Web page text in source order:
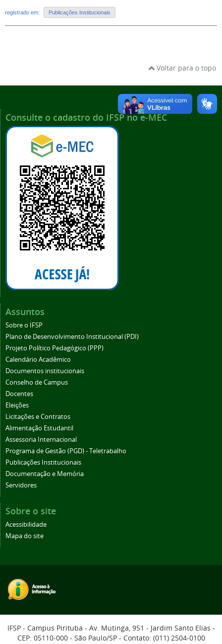
registrado em: Publicações Institucionais
Voltar para o topo
Consulte o cadastro do IFSP no e-MEC
Assuntos
Sobre o IFSP
Plano de Desenvolvimento Institucional (PDI)
Projeto Político Pedagógico (PPP)
Calendário Acadêmico
Documentos institucionais
Conselho de Campus
Docentes
Eleições
Licitações e Contratos
Alimentação Estudantil
Assessoria Internacional
Programa de Gestão (PGD) - Teletrabalho
Publicações Institucionais
Documentação e Memória
Servidores
Sobre o site
Acessibilidade
Mapa do site
IFSP - Campus Pirituba - Av. Mutinga, 951 - Jardim Santo Elias -
CEP: 05110-000 - São Paulo/SP - Contato: (011) 2504-0100